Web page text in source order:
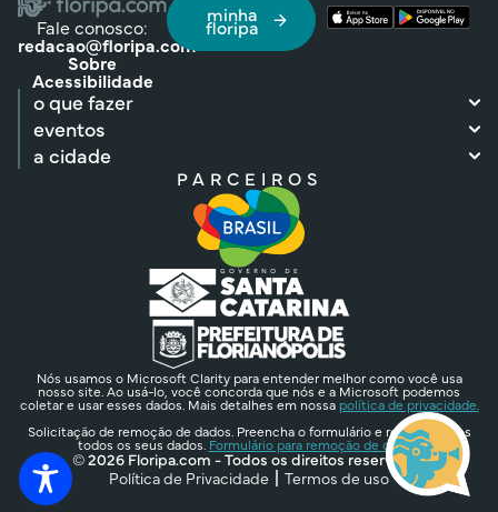
Fale conosco:
redacao@floripa.com
Sobre
Acessibilidade
minha
floripa
o que fazer
eventos
a cidade
PARCEIROS
Nós usamos o Microsoft Clarity para entender melhor como você usa
nosso site. Ao usá-lo, você concorda que nós e a Microsoft podemos
coletar e usar esses dados. Mais detalhes em nossa política de privacidade.
Solicitação de remoção de dados. Preencha o formulário e removeremos
todos os seus dados. Formulário para remoção de dados.
© 2026 Floripa.com - Todos os direitos reservados
Política de Privacidade
Termos de uso